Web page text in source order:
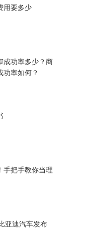
用要多少
成功率多少？商
功率如何？
手把手教你当理
亚迪汽车发布